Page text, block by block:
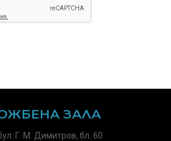
ЗАЛА
Г. М. Димитров, бл. 60